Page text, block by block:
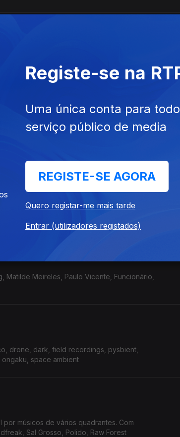
com música de (e com) o poeta da beat
Thurston Moore, Yo La Tengo, System 7
Schulze, Telectu, Tangerine Dream,
Astley, Hisroshi Yoshimura, Brian Eno, Steve
Matilde Meireles, Paulo Vicente, Funcionário,
drone, dark, field recordings, pysbient,
space ambient
músicos de vários quadrantes. Com
Sal Grosso, Polido, Raw Forest
Registe-se na
Uma única conta para
serviço público de media
REGISTE-SE AGORA
Quero registar-me mais tarde
Entrar (utilizadores registados)